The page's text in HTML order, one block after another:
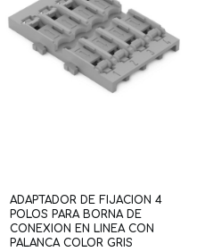
ADAPTADOR DE FIJACION 4
POLOS PARA BORNA DE
CONEXION EN LINEA CON
PALANCA COLOR GRIS